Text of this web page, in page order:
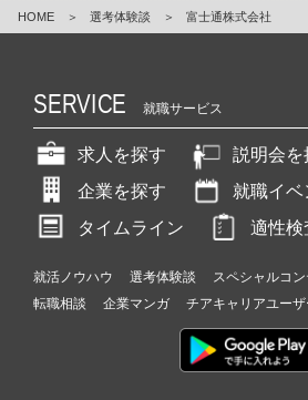
r
HOME ＞ 選考体験談 ＞ 富士通株式会社
SERVICE 就職サービス
求人を探す
説明会を
企業を探す
就職イ
タイムライン
適性検
就活ノウハウ 選考体験談 スペシャルコ
転職相談
企業マンガ チアキャリアユー